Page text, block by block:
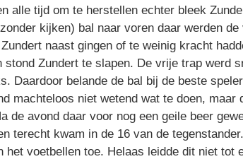
alle tijd om te herstellen echter bleek
kijken) bal naar voren daar werden
naast gingen of te weinig kracht
Zundert te slapen. De vrije trap werd
Daardoor belande de bal bij de beste
machteloos niet wetend wat te doen,
de avond daar voor nog een geile beer
terecht kwam in de 16 van de
voetbellen toe. Helaas leidde dit niet tot